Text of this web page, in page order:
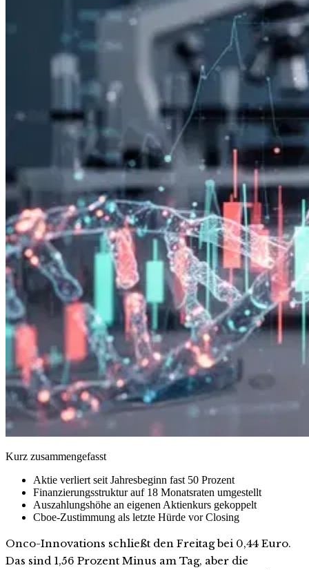
Kurz zusammengefasst
Aktie verliert seit Jahresbeginn fast 50 Prozent
Finanzierungsstruktur auf 18 Monatsraten umgestellt
Auszahlungshöhe an eigenen Aktienkurs gekoppelt
Cboe-Zustimmung als letzte Hürde vor Closing
Onco-Innovations schließt den Freitag bei 0,44 Euro.
Das sind 1,56 Prozent Minus am Tag, aber die